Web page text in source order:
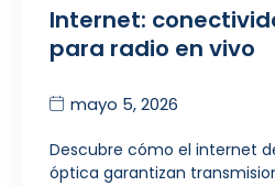
Internet:
para radio en vivo
mayo 5, 2026
Descubre cómo el internet
óptica garantizan